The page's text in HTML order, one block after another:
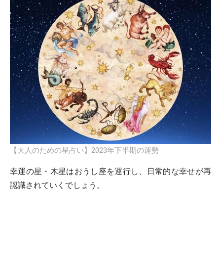
【大人のための星占い】2023年下半期の運勢
幸運の星・木星はおうし座を運行し、日常的な幸せが再
認識されていくでしょう。